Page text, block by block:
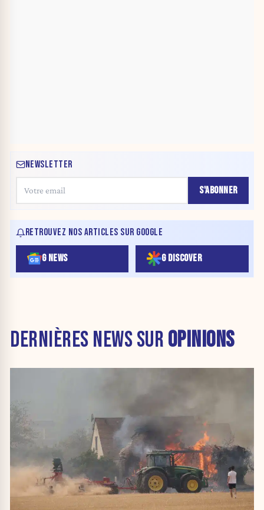
NEWSLETTER
S'ABONNER
RETROUVEZ NOS ARTICLES SUR GOOGLE
G NEWS G DISCOVER
DERNIÈRES NEWS SUR OPINIONS